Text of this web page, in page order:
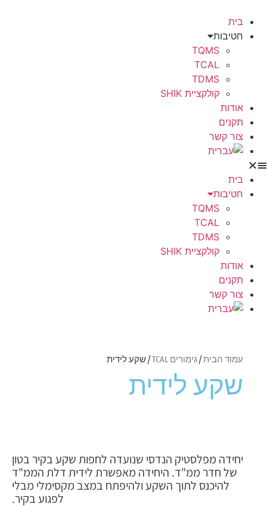
בית
חטיבות
TQMS
TCAL
TDMS
קולקציית SHIK
אודות
תקנים
צור קשר
בית
חטיבות
TQMS
TCAL
TDMS
קולקציית SHIK
אודות
תקנים
צור קשר
עמוד הבית/גימורים TCAL / שקע לידית
שקע לידית
יחידה מפלסטיק הנדסי שנועדה לחפות שקע בקיר בטון
של חדר ממ"ד. היחידה מאפשרת לידית דלת הממ"ד
להיכנס לתוך השקע ולהיפתח במצב מקסימלי מבלי
לפגוע בקיר.